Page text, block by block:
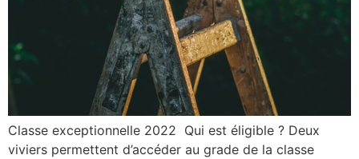
Classe exceptionnelle 2022 Qui est éligible ? Deux
viviers permettent d’accéder au grade de la classe